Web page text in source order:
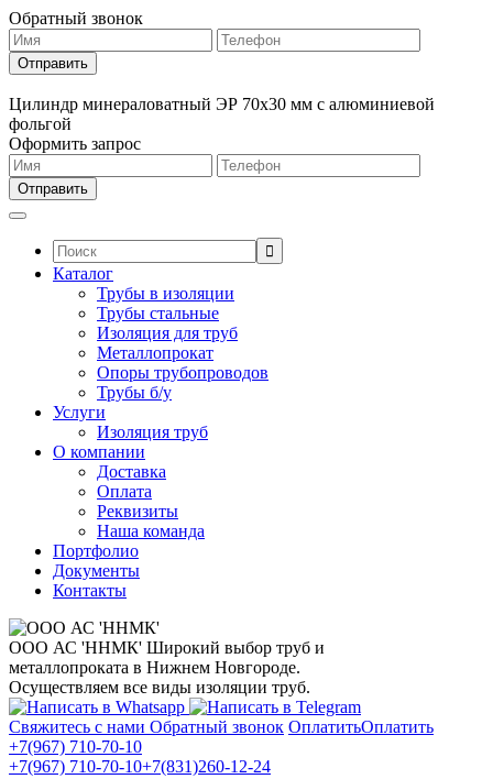
Обратный звонок
Цилиндр минераловатный ЭР 70х30 мм с алюминиевой
фольгой
Оформить запрос
Поиск:
Каталог
Трубы в изоляции
Трубы стальные
Изоляция для труб
Металлопрокат
Опоры трубопроводов
Трубы б/у
Услуги
Изоляция труб
О компании
Доставка
Оплата
Реквизиты
Наша команда
Портфолио
Документы
Контакты
ООО АС 'ННМК' Широкий выбор труб и
металлопроката в Нижнем Новгороде.
Осуществляем все виды изоляции труб.
Свяжитесь с нами Обратный звонок ОплатитьОплатить
+7(967) 710-70-10
+7(967) 710-70-10+7(831)260-12-24